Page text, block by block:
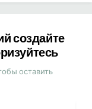
создайте
оставить